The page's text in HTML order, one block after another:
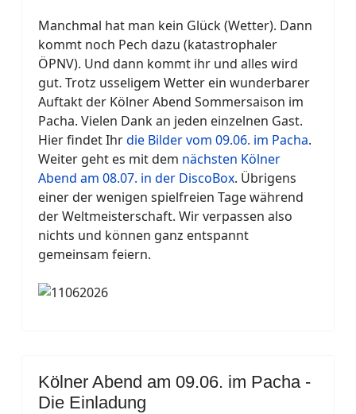
Manchmal hat man kein Glück (Wetter). Dann
kommt noch Pech dazu (katastrophaler
ÖPNV). Und dann kommt ihr und alles wird
gut. Trotz usseligem Wetter ein wunderbarer
Auftakt der Kölner Abend Sommersaison im
Pacha. Vielen Dank an jeden einzelnen Gast.
Hier findet Ihrdie Bilder vom 09.06. im Pacha.
Weiter geht es mit dem nächsten Kölner
Abend am 08.07. in der DiscoBox. Übrigens
einer der wenigen spielfreien Tage während
der Weltmeisterschaft. Wir verpassen also
nichts und können ganz entspannt
gemeinsam feiern.
Kölner Abend am 09.06. im Pacha -
Die Einladung